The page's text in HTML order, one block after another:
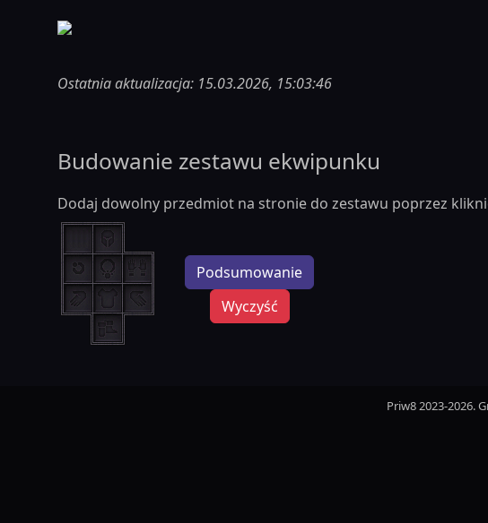
Ostatnia aktualizacja: 15.03.2026, 15:03:46
Budowanie zestawu ekwipunku
Dodaj dowolny przedmiot na stronie do zestawu poprzez
Podsumowanie
Wyczyść
Priw8 2023-2026.